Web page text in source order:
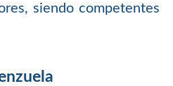
siendo competentes